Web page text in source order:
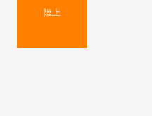
陸上